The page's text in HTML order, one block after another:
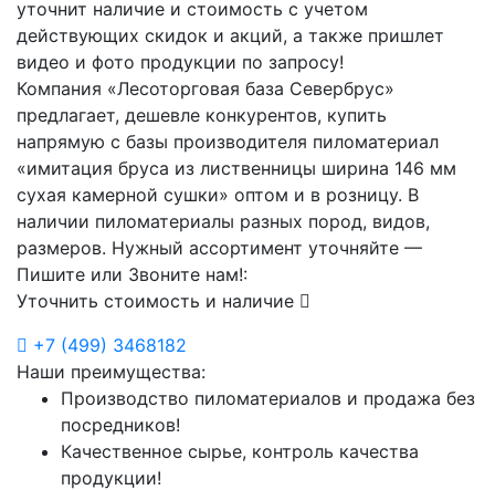
уточнит наличие и стоимость с учетом
действующих скидок и акций, а также пришлет
видео и фото продукции по запросу!
Компания «Лесоторговая база Севербрус»
предлагает, дешевле конкурентов, купить
напрямую с базы производителя пиломатериал
«имитация бруса из лиственницы ширина 146 мм
сухая камерной сушки» оптом и в розницу. В
наличии пиломатериалы разных пород, видов,
размеров. Нужный ассортимент уточняйте —
Пишите или Звоните нам!:
Уточнить стоимость и наличие
+7 (499) 3468182
Наши преимущества:
Производство пиломатериалов и продажа без
посредников!
Качественное сырье, контроль качества
продукции!